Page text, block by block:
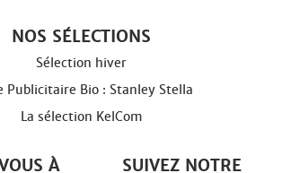
NOS SÉLECTIONS
Sélection hiver
Publicitaire Bio : Stanley Stella
La sélection KelCom
À
SUIVEZ NOTRE